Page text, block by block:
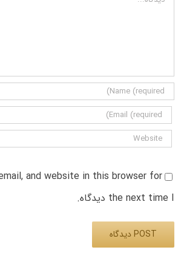
and website in this browser for
the next time I دیدگاه.